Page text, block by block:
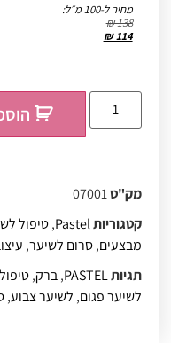
מחיר ל-100 מ״ל:
₪138
₪114
מק"ט07001
קטגוריותPastel
,טיפול
מבצעים,סרום לשיער,
תגיותPASTEL
,ברק,טיפולי
לשיער פגום,לשיער צבוע,